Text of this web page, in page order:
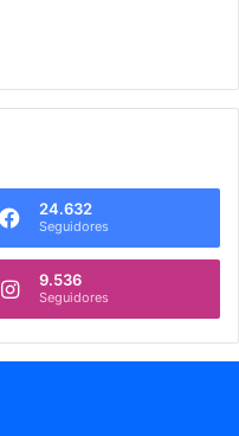
24.632
Seguidores
9.536
Seguidores